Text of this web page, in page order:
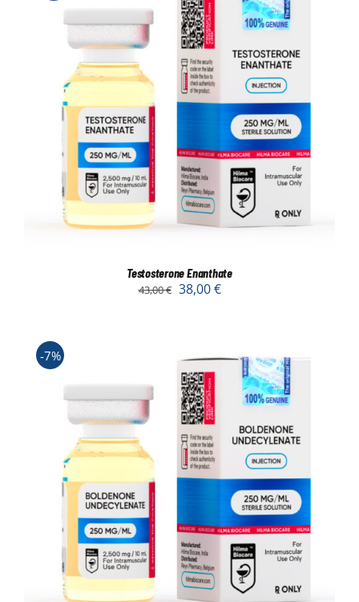
Testosterone Enanthate
43,00€ 38,00€
-7%